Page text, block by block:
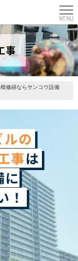
事
修繕ならサンコウ設備
の
事は
に
！